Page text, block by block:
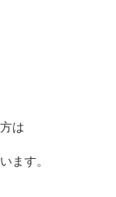
は
ます。